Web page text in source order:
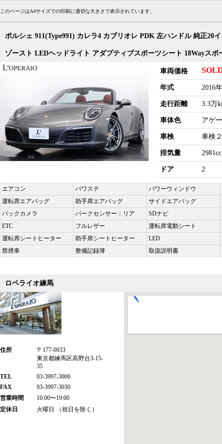
このページはA4サイズでの印刷に適切な大きさで表示されています。
ポルシェ 911(Type991) カレラ4 カブリオレ PDK 左ハンドル 純正20
ゾースト LEDヘッドライト アダプティブスポーツシート 18Wayス
車両価格
年式 2016年
走行距離 3.3万
車体色 アゲ
車検 車検
排気量 2981cc
ドア 2
エアコン パワステ
パワーウィンドウ
運転席エアバッグ
助手席エアバッグ
サイドエアバッグ
バックカメラ
パークセンサー：リア
SDナビ
ETC
フルレザー
運転席電動シート
運転席シートヒーター
助手席シートヒーター
LED
禁煙車
整備記録簿 取扱説明書
ロペライオ練馬
住所
〒177-0033
東京都練馬区高野台3-15-
35
TEL
03-3997-3000
FAX
03-3997-3030
営業時間
10:00〜19:00
定休日
火曜日 （祝日を除く）